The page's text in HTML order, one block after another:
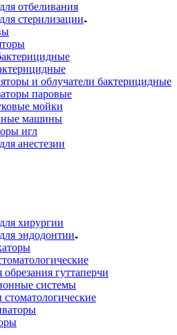
отбеливания
стерилизации
и облучатели бактерицидные
паровые
мойки
машины
игл
анестезии
хирургии
эндодонтии
гуттаперчи
системы